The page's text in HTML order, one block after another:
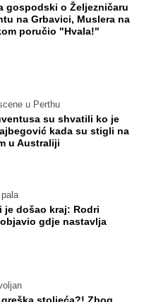
gospodski o Željezničaru
na Grbavici, Muslera na
poručio "Hvala!"
u Perthu
su shvatili ko je
kada su stigli na
u Australiji
je došao kraj: Rodri
gdje nastavlja